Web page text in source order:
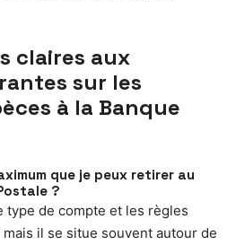
claires aux
sur les
à la Banque
que je peux retirer au
?
type de compte et les règles
il se situe souvent autour de